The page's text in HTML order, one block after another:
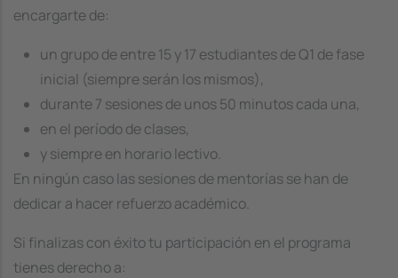
encargarte de:
un grupo de entre 15 y 17 estudiantes de Q1 de fase
inicial (siempre serán los mismos),
durante 7 sesiones de unos 50 minutos cada una,
en el período de clases,
y siempre en horario lectivo.
En ningún caso las sesiones de mentorías se han de
dedicar a hacer refuerzo académico.
Si finalizas con éxito tu participación en el programa
tienes derecho a: